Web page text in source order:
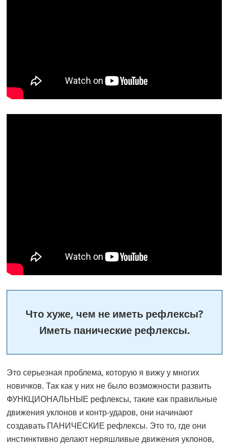
Что хуже, чем не иметь рефлексы?
Иметь панические рефлексы.
Это серьезная проблема, которую я вижу у многих
новичков. Так как у них не было возможности развить
ФУНКЦИОНАЛЬНЫЕ рефлексы, такие как правильные
движения уклонов и контр-ударов, они начинают
создавать ПАНИЧЕСКИЕ рефлексы. Это то, где они
инстинктивно делают неряшливые движения уклонов,